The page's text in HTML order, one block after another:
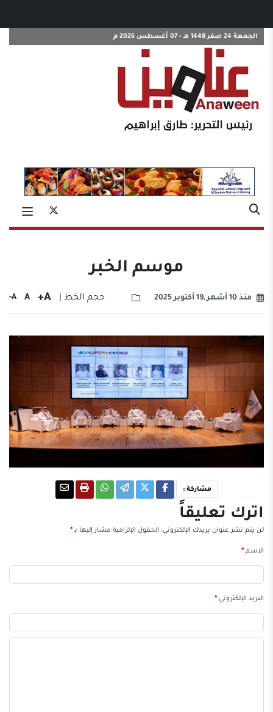
الجمعة 24 صفر 1448 هـ - 07 أغسطس 2026 م
موسم الخبر
منذ 10 أشهر ,19 أكتوبر 2025 حجم الخط | A+
A
A-
مشاركة :
اترك تعليقاً
لن يتم نشر عنوان بريدك الإلكتروني. الحقول الإلزامية مشار إليها بـ*
الاسم*
البريد الإلكتروني*